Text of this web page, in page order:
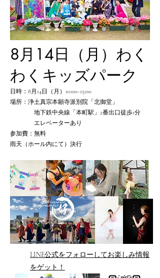
8月14日（月）わく
わくキッズパーク
日時：8月14日（月）10:00~15:00
場所：浄土真宗本願寺派別院「北御堂」
地下鉄中央線「本町駅」2番出口徒歩1分
​ エレベーターあり
参加費：無料
​雨天（ホール内にて）決行
LINE公式をフォローしてお楽しみ情報
をゲット！